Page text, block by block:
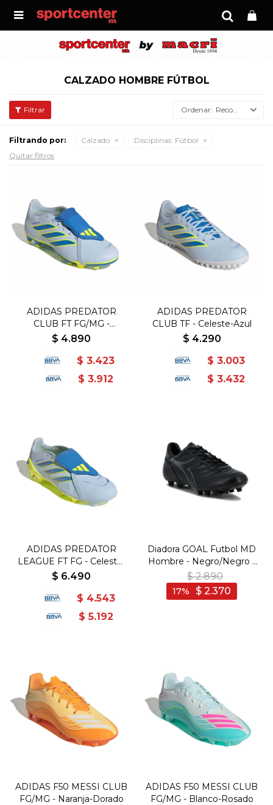

CALZADO HOMBRE FÚTBOL
Recomendados
Filtrando por: Calzado Disciplinas: Fútbol
Quitar filtros
ADIDAS PREDATOR
CLUB FT FG/MG -
Celeste-Azul
$ 4.890
$ 3.423
$ 3.912
ADIDAS PREDATOR
CLUB TF - Celeste-Azul
$ 4.290
$ 3.003
$ 3.432
ADIDAS PREDATOR
LEAGUE FT FG - Celeste-
Azul
$ 6.490
$ 4.543
$ 5.192
Diadora GOAL Futbol MD
Hombre - Negro/Negro -
Negro-Negro
$ 2.890
$ 2.370
17
ADIDAS F50 MESSI CLUB
FG/MG - Naranja-Dorado
ADIDAS F50 MESSI CLUB
FG/MG - Blanco-Rosado